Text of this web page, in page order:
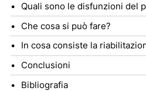
Quali sono le disfunzioni del
Che cosa si può fare?
In cosa consiste la
Conclusioni
Bibliografia